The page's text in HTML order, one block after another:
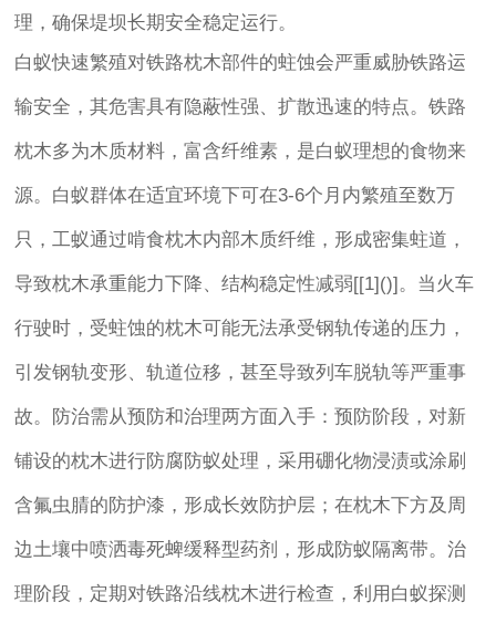
理，确保堤坝长期安全稳定运行。
白蚁快速繁殖对铁路枕木部件的蛀蚀会严重威胁铁路运
输安全，其危害具有隐蔽性强、扩散迅速的特点。铁路
枕木多为木质材料，富含纤维素，是白蚁理想的食物来
源。白蚁群体在适宜环境下可在3-6个月内繁殖至数万
只，工蚁通过啃食枕木内部木质纤维，形成密集蛀道，
导致枕木承重能力下降、结构稳定性减弱[[1]()]。当火车
行驶时，受蛀蚀的枕木可能无法承受钢轨传递的压力，
引发钢轨变形、轨道位移，甚至导致列车脱轨等严重事
故。防治需从预防和治理两方面入手：预防阶段，对新
铺设的枕木进行防腐防蚁处理，采用硼化物浸渍或涂刷
含氟虫腈的防护漆，形成长效防护层；在枕木下方及周
边土壤中喷洒毒死蜱缓释型药剂，形成防蚁隔离带。治
理阶段，定期对铁路沿线枕木进行检查，利用白蚁探测